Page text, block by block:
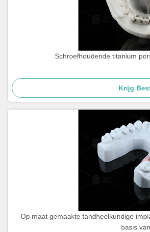
Schroefhoudende titanium
Krijg
Op maat gemaakte tandheelkundige
basis